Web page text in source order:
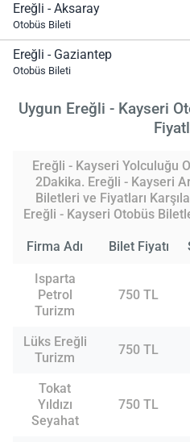
Ereğli - Aksaray
Otobüs Bileti
Ereğli - Gaziantep
Otobüs Bileti
Uygun Ereğli - Kayseri
Ereğli - Kayseri Yolculuğu
2Dakika. Ereğli - Kayseri
Biletleri ve Fiyatları
Ereğli - Kayseri Otobüs
Firma Adı Bilet Fiyatı
Isparta
Petrol
Turizm
750 TL
Lüks Ereğli
Turizm
750 TL
Tokat
Yıldızı
Seyahat
750 TL